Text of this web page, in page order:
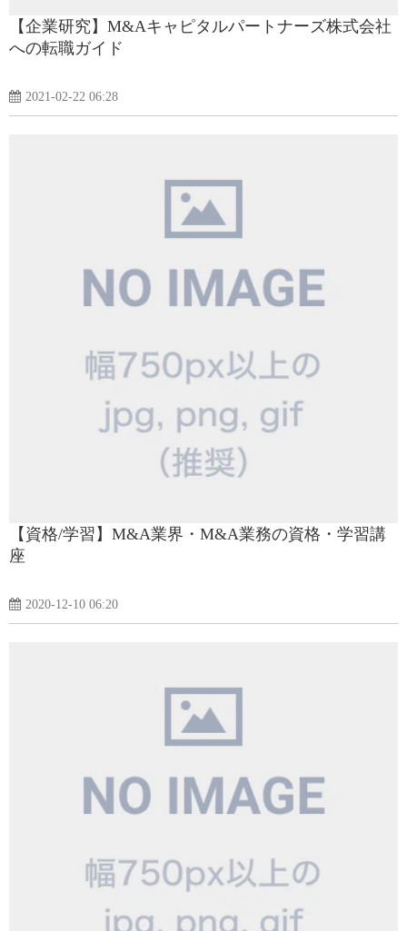
【企業研究】M&Aキャピタルパートナーズ株式会社
への転職ガイド
2021-02-22 06:28
【資格/学習】M&A業界・M&A業務の資格・学習講
座
2020-12-10 06:20